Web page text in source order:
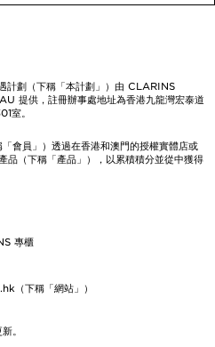
劃（下稱「本計劃」）由 CLARINS
提供，註冊辦事處地址為香港九龍灣宏泰道
室。
會員」）透過在香港和澳門的授權實體店或
（下稱「產品」），以累積積分並從中獲得
專櫃
下稱「網站」）
。